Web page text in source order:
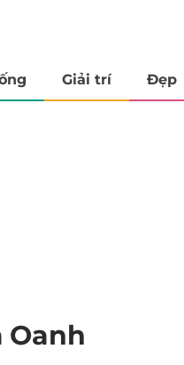
Giải trí Đẹp
Oanh